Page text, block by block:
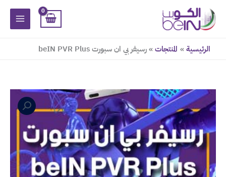
تخطي
المحتوى
الرئيسية
المنتجات رسيفر بي ان سبورت beIN PVR Plus